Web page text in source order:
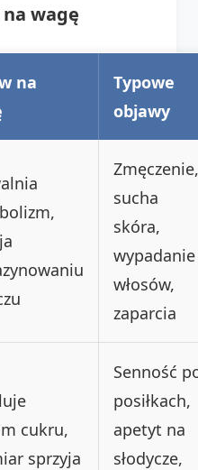
wagę
na
Typowe
objawy
Zmęczenie,
sucha
skóra,
wypadanie
włosów,
zaparcia
cukru,
sprzyja
Senność
posiłkach,
apetyt na
słodycze,